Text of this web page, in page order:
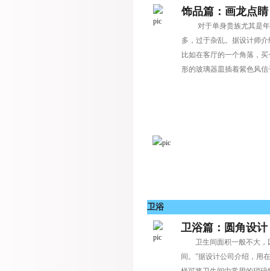
饰品篇：画龙点
对于单身贵族尤其是年
多，过于杂乱。据设计师
比如在客厅的一个角落，
形的玻璃器皿插着紫色风
卫浴
卫浴篇：圆角设
卫生间面积一般不大
间。”据设计公司介绍，用